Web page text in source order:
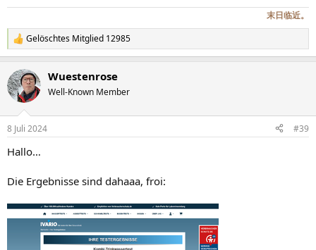
末日临近。
R
e
k
t
i
e
:
Gelöschtes Mitglied 12985
Wuestenrose
Well-Known Member
8 Juli 2024 #39
Hallo…
Die Ergebnisse sind dahaaa, froi: